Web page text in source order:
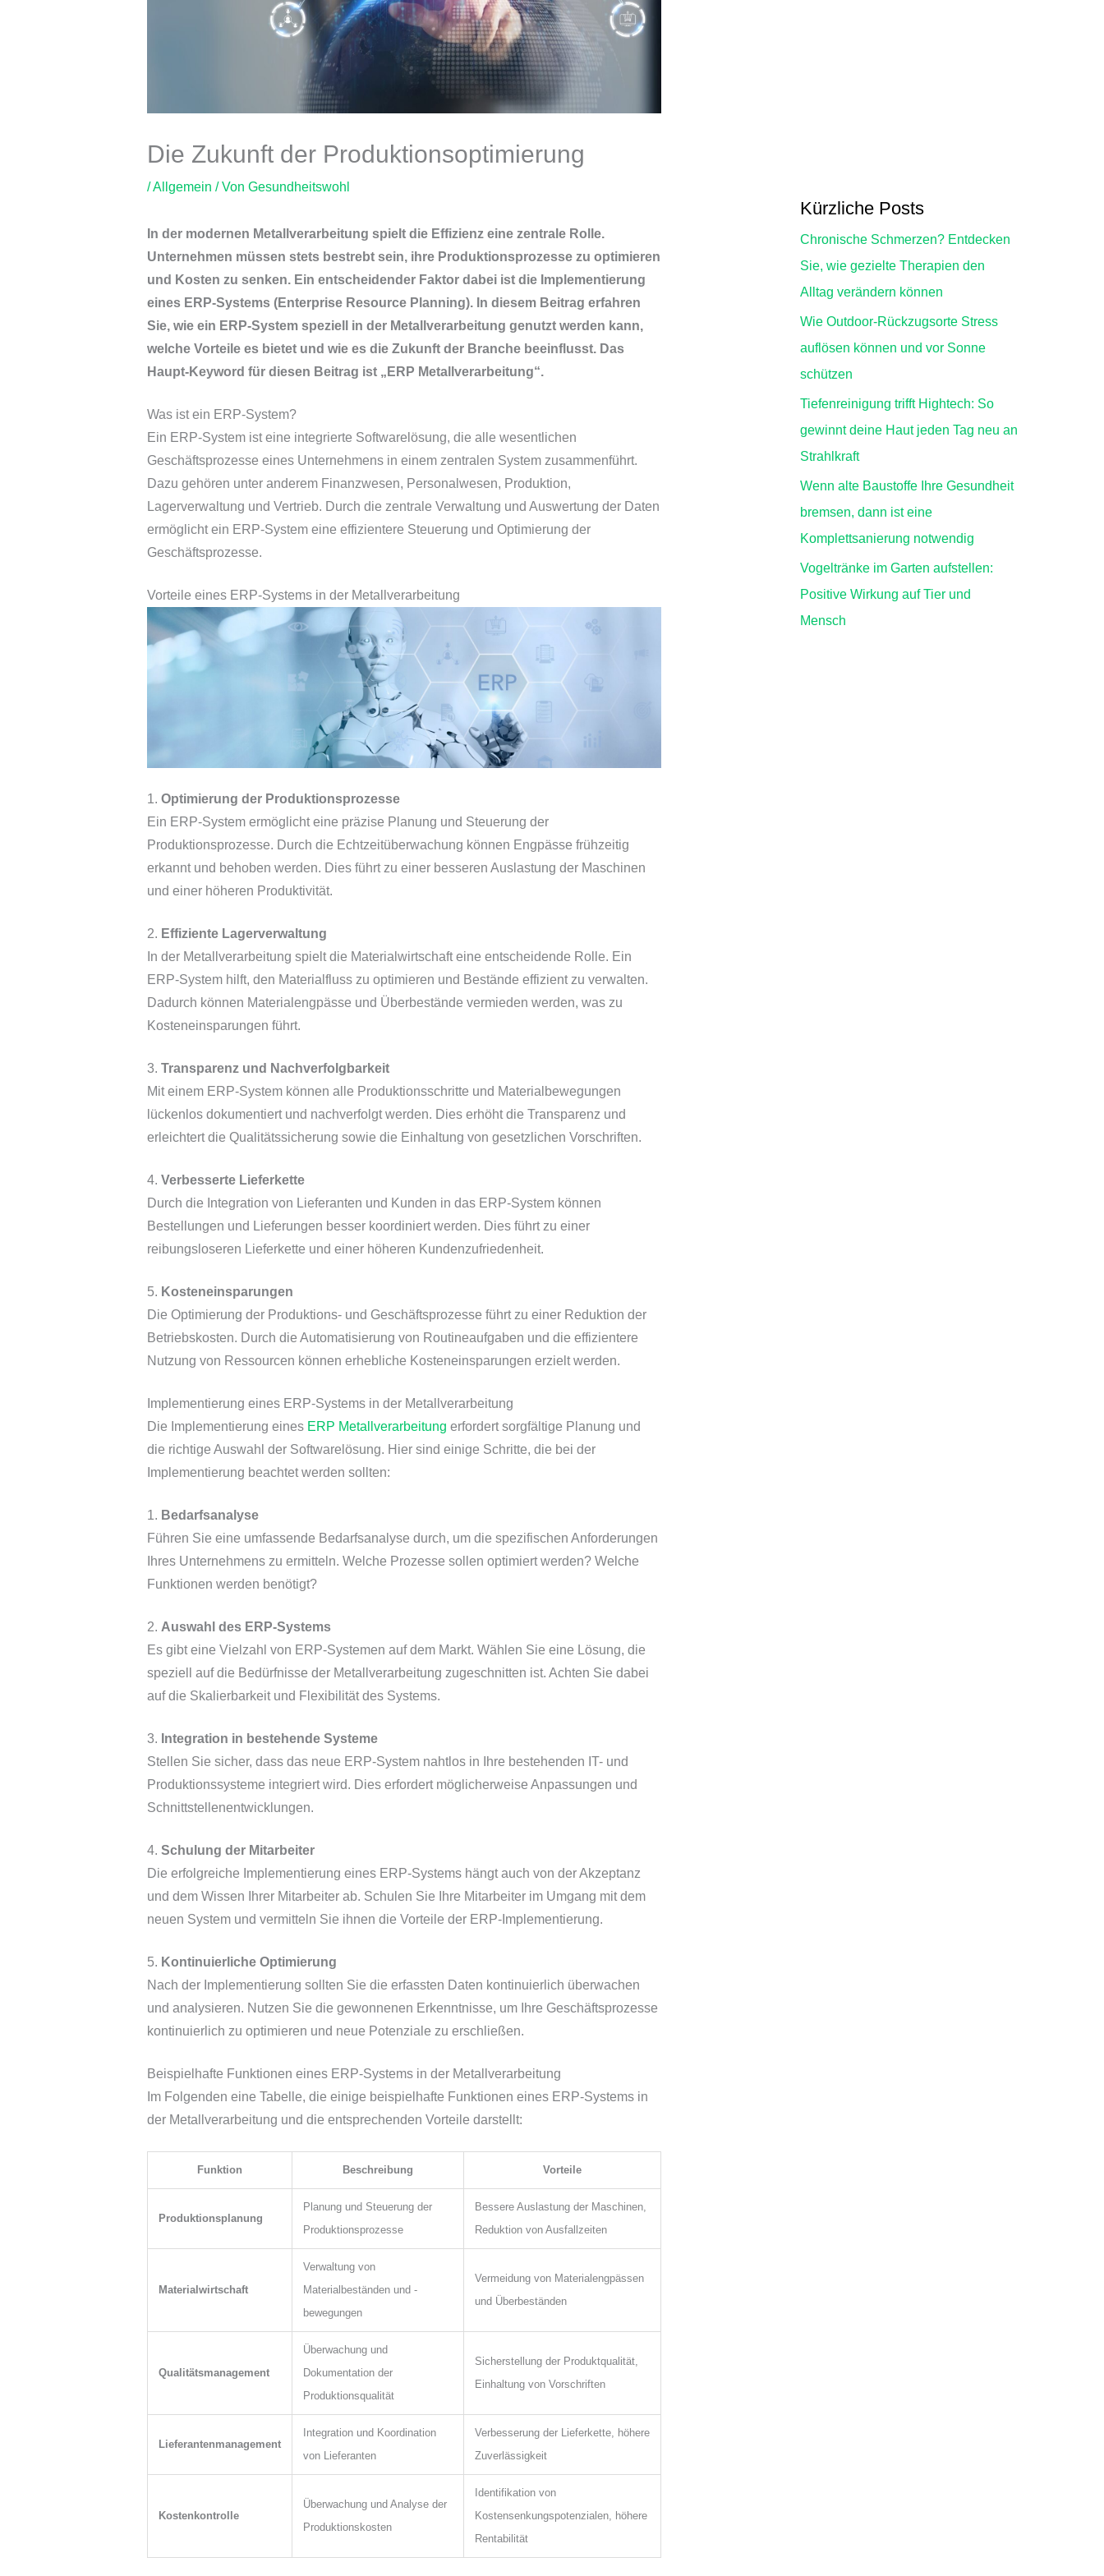
Die Zukunft der Produktionsoptimierung
/Allgemein / Von Gesundheitswohl
In der modernen Metallverarbeitung spielt die Effizienz eine zentrale Rolle.
Unternehmen müssen stets bestrebt sein, ihre Produktionsprozesse zu optimieren
und Kosten zu senken. Ein entscheidender Faktor dabei ist die Implementierung
eines ERP-Systems (Enterprise Resource Planning). In diesem Beitrag erfahren
Sie, wie ein ERP-System speziell in der Metallverarbeitung genutzt werden kann,
welche Vorteile es bietet und wie es die Zukunft der Branche beeinflusst. Das
Haupt-Keyword für diesen Beitrag ist „ERP Metallverarbeitung“.
Was ist ein ERP-System?
Ein ERP-System ist eine integrierte Softwarelösung, die alle wesentlichen
Geschäftsprozesse eines Unternehmens in einem zentralen System zusammenführt.
Dazu gehören unter anderem Finanzwesen, Personalwesen, Produktion,
Lagerverwaltung und Vertrieb. Durch die zentrale Verwaltung und Auswertung der Daten
ermöglicht ein ERP-System eine effizientere Steuerung und Optimierung der
Geschäftsprozesse.
Vorteile eines ERP-Systems in der Metallverarbeitung
1. Optimierung der Produktionsprozesse
Ein ERP-System ermöglicht eine präzise Planung und Steuerung der
Produktionsprozesse. Durch die Echtzeitüberwachung können Engpässe frühzeitig
erkannt und behoben werden. Dies führt zu einer besseren Auslastung der Maschinen
und einer höheren Produktivität.
2. Effiziente Lagerverwaltung
In der Metallverarbeitung spielt die Materialwirtschaft eine entscheidende Rolle. Ein
ERP-System hilft, den Materialfluss zu optimieren und Bestände effizient zu verwalten.
Dadurch können Materialengpässe und Überbestände vermieden werden, was zu
Kosteneinsparungen führt.
3. Transparenz und Nachverfolgbarkeit
Mit einem ERP-System können alle Produktionsschritte und Materialbewegungen
lückenlos dokumentiert und nachverfolgt werden. Dies erhöht die Transparenz und
erleichtert die Qualitätssicherung sowie die Einhaltung von gesetzlichen Vorschriften.
4. Verbesserte Lieferkette
Durch die Integration von Lieferanten und Kunden in das ERP-System können
Bestellungen und Lieferungen besser koordiniert werden. Dies führt zu einer
reibungsloseren Lieferkette und einer höheren Kundenzufriedenheit.
5. Kosteneinsparungen
Die Optimierung der Produktions- und Geschäftsprozesse führt zu einer Reduktion der
Betriebskosten. Durch die Automatisierung von Routineaufgaben und die effizientere
Nutzung von Ressourcen können erhebliche Kosteneinsparungen erzielt werden.
Implementierung eines ERP-Systems in der Metallverarbeitung
Die Implementierung eines ERP Metallverarbeitung erfordert sorgfältige Planung und
die richtige Auswahl der Softwarelösung. Hier sind einige Schritte, die bei der
Implementierung beachtet werden sollten:
1. Bedarfsanalyse
Führen Sie eine umfassende Bedarfsanalyse durch, um die spezifischen Anforderungen
Ihres Unternehmens zu ermitteln. Welche Prozesse sollen optimiert werden? Welche
Funktionen werden benötigt?
2. Auswahl des ERP-Systems
Es gibt eine Vielzahl von ERP-Systemen auf dem Markt. Wählen Sie eine Lösung, die
speziell auf die Bedürfnisse der Metallverarbeitung zugeschnitten ist. Achten Sie dabei
auf die Skalierbarkeit und Flexibilität des Systems.
3. Integration in bestehende Systeme
Stellen Sie sicher, dass das neue ERP-System nahtlos in Ihre bestehenden IT- und
Produktionssysteme integriert wird. Dies erfordert möglicherweise Anpassungen und
Schnittstellenentwicklungen.
4. Schulung der Mitarbeiter
Die erfolgreiche Implementierung eines ERP-Systems hängt auch von der Akzeptanz
und dem Wissen Ihrer Mitarbeiter ab. Schulen Sie Ihre Mitarbeiter im Umgang mit dem
neuen System und vermitteln Sie ihnen die Vorteile der ERP-Implementierung.
5. Kontinuierliche Optimierung
Nach der Implementierung sollten Sie die erfassten Daten kontinuierlich überwachen
und analysieren. Nutzen Sie die gewonnenen Erkenntnisse, um Ihre Geschäftsprozesse
kontinuierlich zu optimieren und neue Potenziale zu erschließen.
Beispielhafte Funktionen eines ERP-Systems in der Metallverarbeitung
Im Folgenden eine Tabelle, die einige beispielhafte Funktionen eines ERP-Systems in
der Metallverarbeitung und die entsprechenden Vorteile darstellt:
Funktion Beschreibung Vorteile
Produktionsplanung
Planung und Steuerung der
Produktionsprozesse
Bessere Auslastung der Maschinen,
Reduktion von Ausfallzeiten
Materialwirtschaft
Verwaltung von
Materialbeständen und -
bewegungen
Vermeidung von Materialengpässen
und Überbeständen
Qualitätsmanagement
Überwachung und
Dokumentation der
Produktionsqualität
Sicherstellung der Produktqualität,
Einhaltung von Vorschriften
Lieferantenmanagement
Integration und Koordination
von Lieferanten
Verbesserung der Lieferkette, höhere
Zuverlässigkeit
Kostenkontrolle
Überwachung und Analyse der
Produktionskosten
Identifikation von
Kostensenkungspotenzialen, höhere
Rentabilität
Kürzliche Posts
Chronische Schmerzen? Entdecken
Sie, wie gezielte Therapien den
Alltag verändern können
Wie Outdoor-Rückzugsorte Stress
auflösen können und vor Sonne
schützen
Tiefenreinigung trifft Hightech: So
gewinnt deine Haut jeden Tag neu an
Strahlkraft
Wenn alte Baustoffe Ihre Gesundheit
bremsen, dann ist eine
Komplettsanierung notwendig
Vogeltränke im Garten aufstellen:
Positive Wirkung auf Tier und
Mensch